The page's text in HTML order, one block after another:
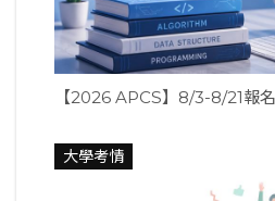
【2026 APCS】8/3-8/21報
大學考情